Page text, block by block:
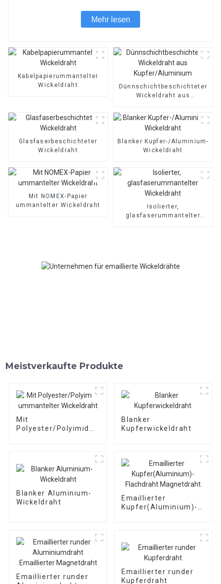
Mehr lesen
Kabelpapierummantelter
Wickeldraht
Dünnschichtbeschichteter
Wickeldraht aus
Glasfaserbeschichteter
Wickeldraht
Blanker Kupfer-/Aluminium-
Wickeldraht
Mit NOMEX-Papier
ummantelter Wickeldraht
Isolierter,
glasfaserummantelter
Meistverkaufte Produkte
Mit
Polyester/Polyimid
Blanker
Kupferwickeldraht
Blanker Aluminium-
Wickeldraht
Emaillierter
Kupfer(Aluminium)-
Emaillierter runder
Emaillierter runder
Kupferdraht